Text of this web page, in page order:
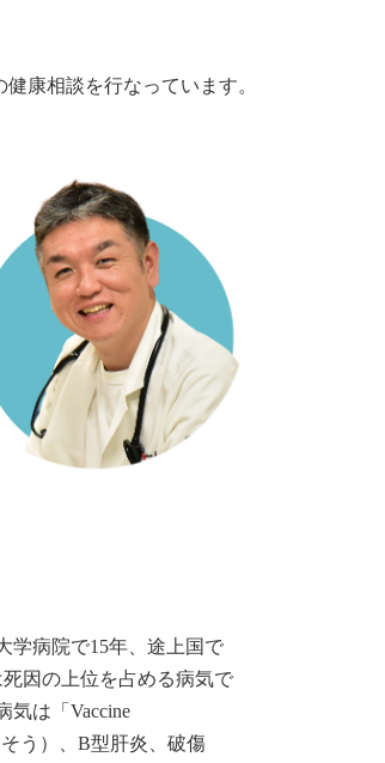
康相談を行なっています。
学病院で15年、途上国で
因の上位を占める病気で
気は「Vaccine
う）、B型肝炎、破傷